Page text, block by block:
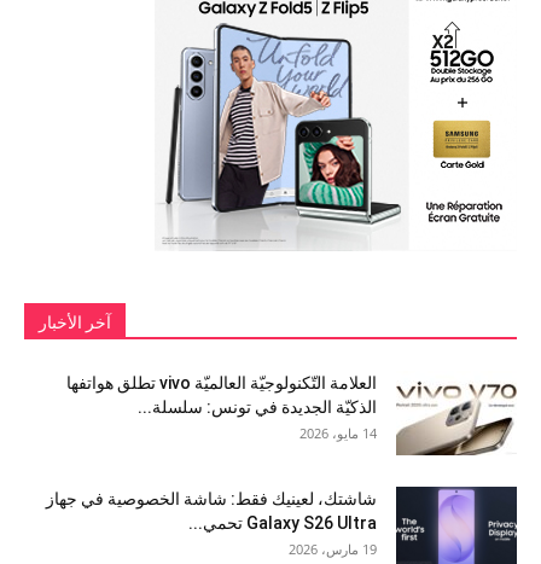
آخر الأخبار
العلامة التّكنولوجيّة العالميّة vivo تطلق هواتفها
الذكيّة الجديدة في تونس: سلسلة...
14 مايو، 2026
شاشتك، لعينيك فقط: شاشة الخصوصية في جهاز
Galaxy S26 Ultra تحمي...
19 مارس، 2026